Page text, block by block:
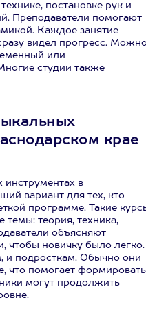
постановке рук и
Преподаватели помогают
Каждое занятие
видел прогресс.
или
студии также
крае
в
вариант для тех, кто
программе. Такие
темы: теория, техника,
объясняют
чтобы новичку было легко.
и подросткам. Обычно они
что помогает формировать
могут продолжить